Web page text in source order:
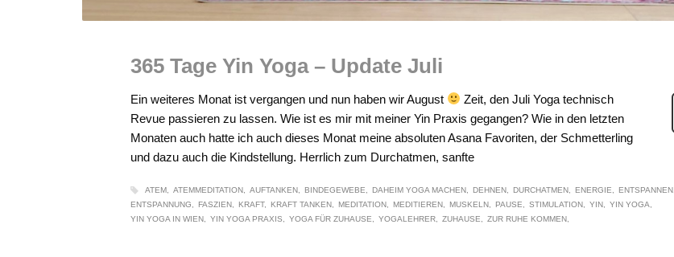
365 Tage Yin Yoga – Update Juli
Ein weiteres Monat ist vergangen und nun haben wir August
Zeit, den Juli Yoga technisch
Revue passieren zu lassen. Wie ist es mir mit meiner Yin Praxis gegangen? Wie in den letzten
Monaten auch hatte ich auch dieses Monat meine absoluten Asana Favoriten, der Schmetterling
und dazu auch die Kindstellung. Herrlich zum Durchatmen, sanfte
ATEM ATEMMEDITATION AUFTANKEN BINDEGEWEBE DAHEIM YOGA MACHEN DEHNEN DURCHATMEN ENERGIE
ENTSPANNEN
ENTSPANNUNG
FASZIEN KRAFT KRAFT TANKEN MEDITATION MEDITIEREN MUSKELN PAUSE STIMULATION YIN
YIN YOGA
YIN YOGA IN WIEN
YIN YOGA PRAXIS YOGA FÜR ZUHAUSE YOGALEHRER ZUHAUSE ZUR RUHE KOMMEN